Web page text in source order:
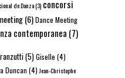
de Danza(3) concorsi
(6)Dance Meeting
contemporanea (7)
(5)Giselle (4)
Duncan (4) Jean-Christophe